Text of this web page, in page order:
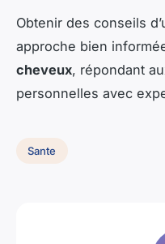
Obtenir des conseils
approche bien
cheveux, répondant
personnelles avec
Sante